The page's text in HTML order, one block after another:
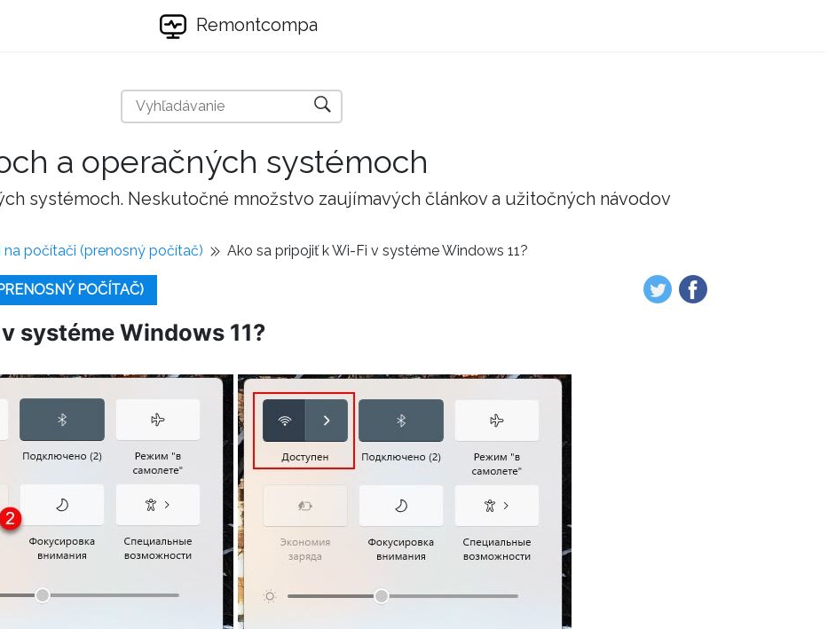
Remontcompa
a operačných systémoch
systémoch. Neskutočné množstvo zaujímavých článkov a užitočných návodov
na počítači (prenosný počítač) Ako sa pripojiť k Wi-Fi v systéme Windows 11?
POČÍTAČ)
systéme Windows 11?